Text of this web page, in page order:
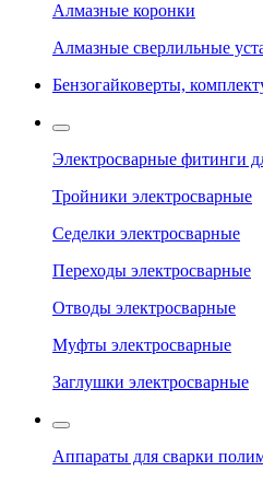
Алмазные коронки
Алмазные сверлильные
Бензогайковерты,
Электросварные фитинги
Тройники электросварные
Седелки электросварные
Переходы электросварные
Отводы электросварные
Муфты электросварные
Заглушки электросварные
Аппараты для сварки